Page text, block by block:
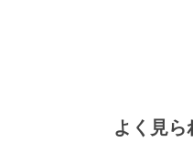
よく見ら